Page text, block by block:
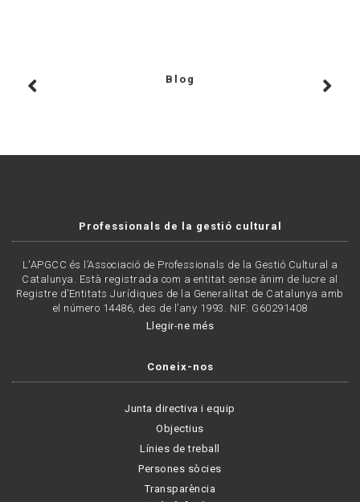
Blog
Professionals de la gestió cultural
L'APGCC és l’Associació de Professionals de la Gestió Cultural a
Catalunya. Està registrada com a entitat sense ànim de lucre al
Registre d’Entitats Jurídiques de la Generalitat de Catalunya amb
el número 14486, des de l’any 1993. NIF: G60291408
Llegir-ne més
Coneix-nos
Junta directiva i equip
Objectius
Línies de treball
Persones sòcies
Transparència